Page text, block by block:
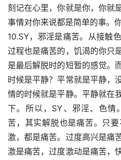
刻记在心里，你就是你，你就
事情对你来说都是简单的事。
10.SY，邪淫是痛苦。从接触
过程也是痛苦的，饥渴的你只
是最后解脱时的短暂的感觉。
时候是平静？平常就是平静，
情的时候就是平静。平静就在
下。所以，SY、邪淫、色情
苦，其实解脱也是痛苦。只
激，都是痛苦。过度高兴是痛
激是痛苦，过度激动是痛苦，